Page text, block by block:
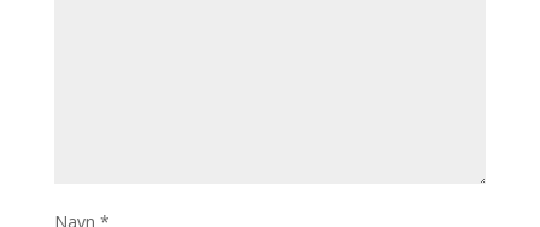
Navn *